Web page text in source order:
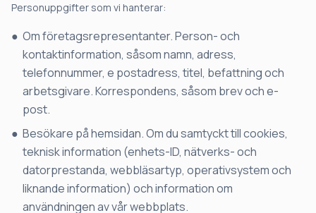
Personuppgifter som vi hanterar:
Om företagsrepresentanter. Person- och
kontaktinformation, såsom namn, adress,
telefonnummer, e postadress, titel, befattning och
arbetsgivare. Korrespondens, såsom brev och e-
post.
Besökare på hemsidan. Om du samtyckt till cookies,
teknisk information (enhets-ID, nätverks- och
datorprestanda, webbläsartyp, operativsystem och
liknande information) och information om
användningen av vår webbplats.